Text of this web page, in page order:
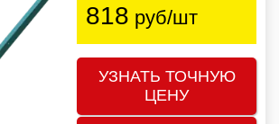
818 руб/шт
УЗНАТЬ ТОЧНУЮ
ЦЕНУ